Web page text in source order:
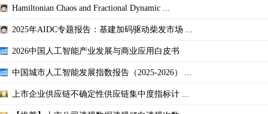
Hamiltonian Chaos and Fractional Dynamic ...
2025年AIDC专题报告：基建加码驱动柴发市场 ...
2026中国人工智能产业发展与商业应用白皮书
中国城市人工智能发展指数报告（2025-2026） ...
上市企业供应链不确定性供应链集中度指标计 ...